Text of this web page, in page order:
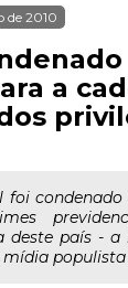
de 2010
a
foi
deste país -
mídia